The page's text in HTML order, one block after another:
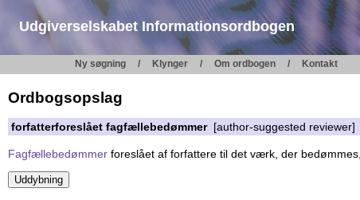
Udgiverselskabet Informationsordbogen
Ny søgning Klynger Om ordbogen Kontakt
Ordbogsopslag
forfatterforeslået fagfællebedømmer[author-suggested reviewer]
Fagfællebedømmer foreslået af forfattere til det værk, der